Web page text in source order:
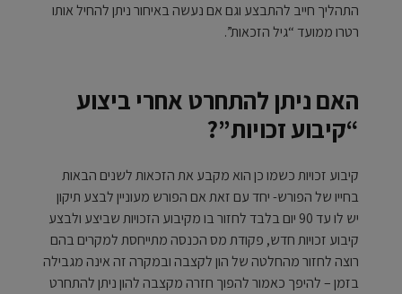
התהליך חייב להתבצע וגם אם נעשה באיחור ניתן להחיל אותו
רטרו ממועד “גיל הזכאות”.
האם ניתן להתחרט אחרי ביצוע
“קיבוע זכויות”?
קיבוע זכויות כשמו כן הוא מקבע את הזכאות לשנים הבאות
בחייו של הפורש- יחד עם זאת אם הפורש מעוניין לבצע תיקון
יש לו עד 90 יום בלבד לחזור בו מקיבוע הזכויות שביצע ולבצע
קיבוע זכויות חדש, פקודת מס הכנסה מתייחסת למקרים בהם
רוצה לחזור מהחלטה של הון לקצבה ובמקרה זה אינה מגבילה
בזמן – להיפך כאמור להפוך חזרה מקצבה להון ניתן להתחרט